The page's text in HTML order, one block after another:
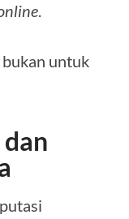
.
untuk